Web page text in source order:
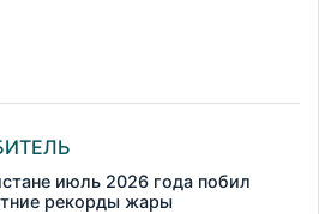
июль 2026 года побил
рекорды жары